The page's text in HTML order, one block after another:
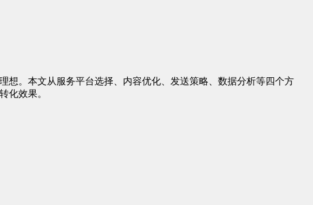
想。本文从服务平台选择、内容优化、发送策略、数据分析等四个方
化效果。